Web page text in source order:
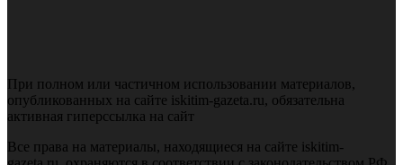
При полном или частичном использовании материалов,
опубликованных на сайте iskitim-gazeta.ru, обязательна
активная гиперссылка на сайт
Все права на материалы, находящиеся на сайте iskitim-